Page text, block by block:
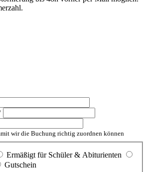
wir die Buchung richtig zuordnen können
Ermäßigt für Schüler & Abiturienten
Gutschein